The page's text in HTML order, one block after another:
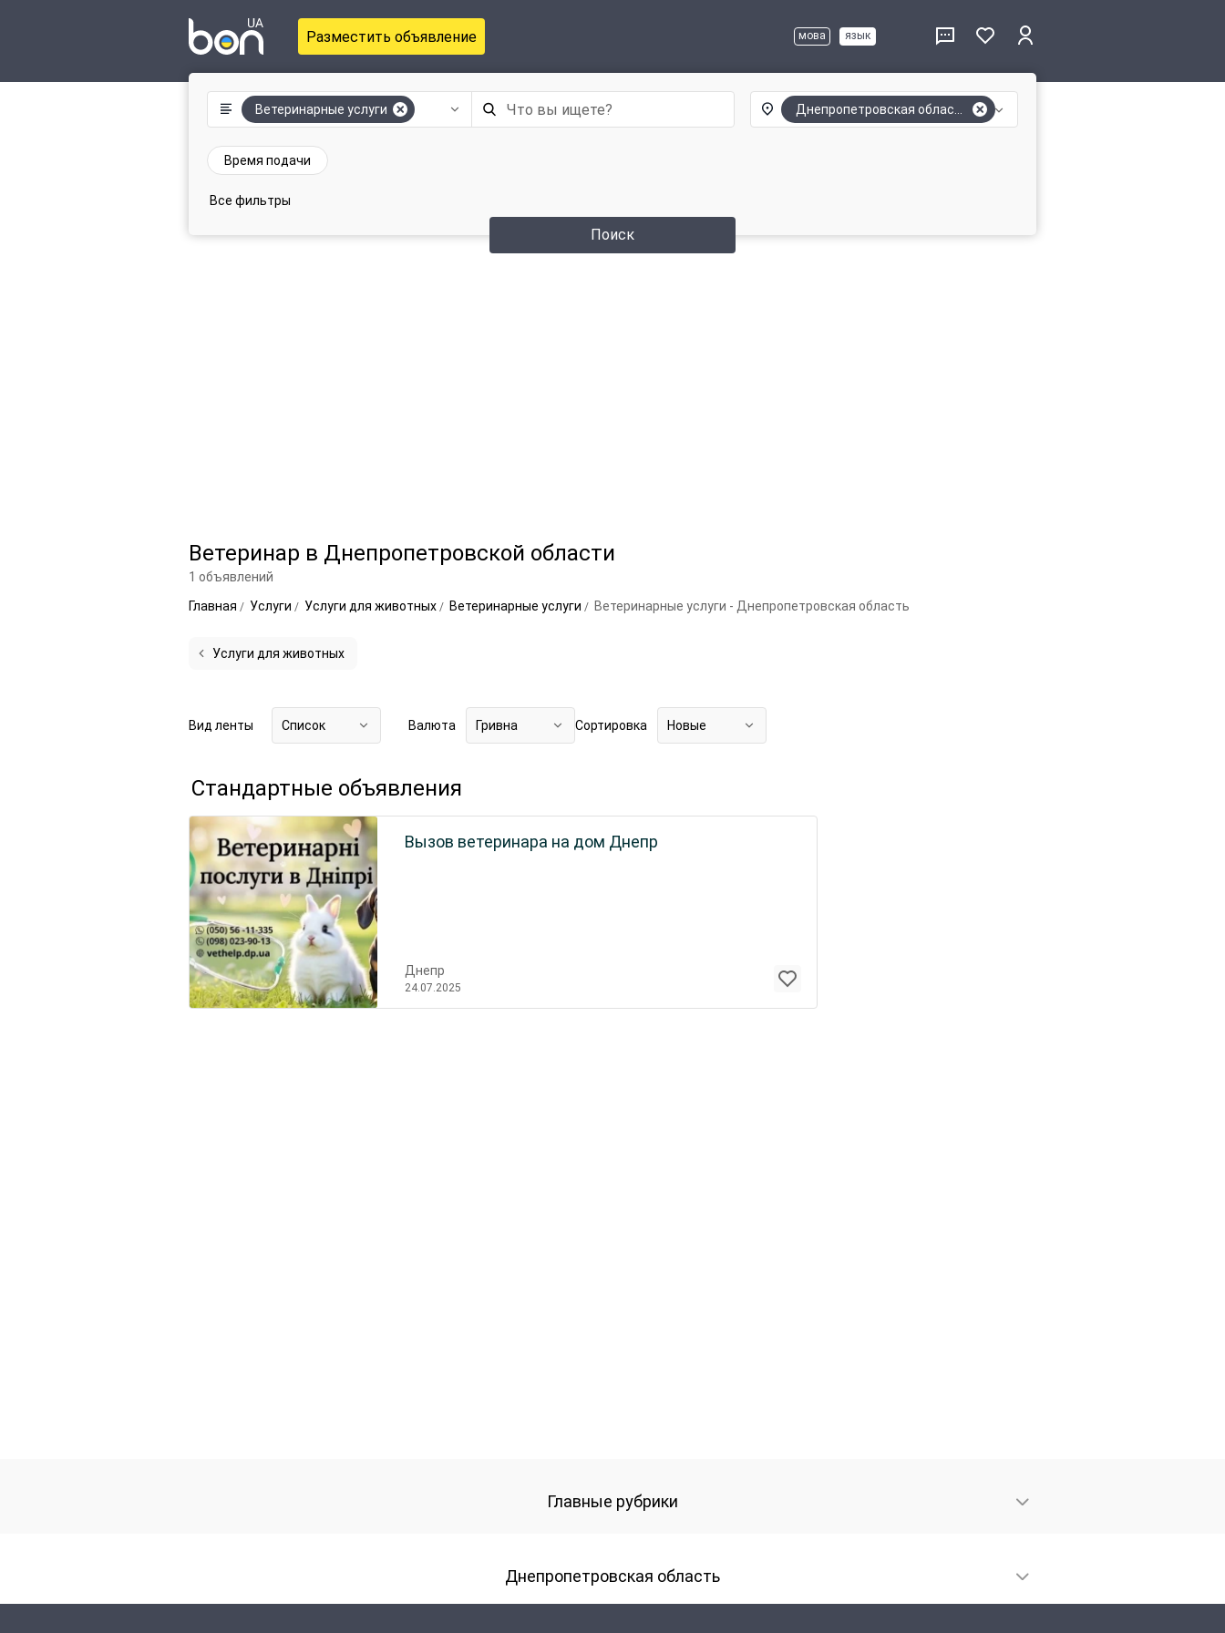
Разместить объявление мова язык
Ветеринарные услуги Днепропетровская область
Поиск
Время подачи
Все фильтры
Ветеринар в Днепропетровской области
1 объявлений
Главная
Услуги Услуги для животных Ветеринарные услуги Ветеринарные услуги - Днепропетровская область
Услуги для животных
Вид ленты Список Валюта Гривна Сортировка Новые
Стандартные объявления
Вызов ветеринара на дом Днепр
Днепр
24.07.2025
Главные рубрики
Днепропетровская область